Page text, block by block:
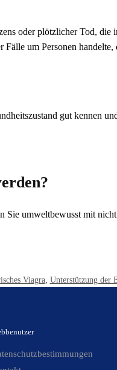
oder plötzlicher Tod, die
um Personen
gut kennen
umweltbewusst mit
Viagra, Unterstützung der